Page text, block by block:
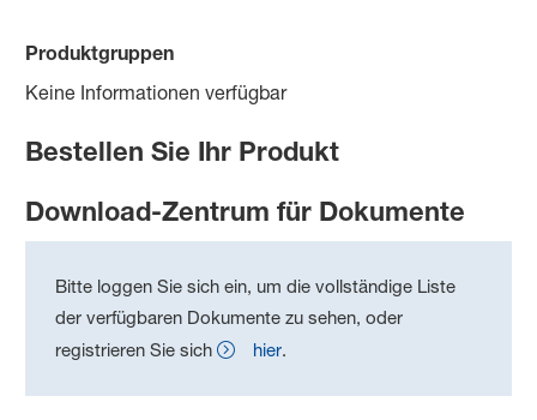
Produktgruppen
Keine Informationen verfügbar
Bestellen Sie Ihr Produkt
Download-Zentrum für Dokumente
Bitte loggen Sie sich ein, um die vollständige Liste
der verfügbaren Dokumente zu sehen, oder
registrieren Sie sich
hier.